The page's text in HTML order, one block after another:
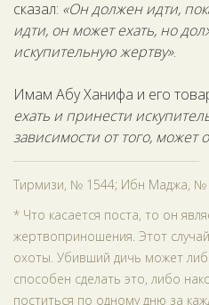
сказал: «Он должен идти,
идти, он может ехать, но
искупительную жертву».
Имам Абу Ханифа и его
ехать и принести
зависимости от того, может
Тирмизи, № 1544; Ибн Маджа, №
* Что касается поста, то он
жертвоприношения. Этот
охоты. Убивший дичь может
способен сделать это, либо
поститься по одному дню за